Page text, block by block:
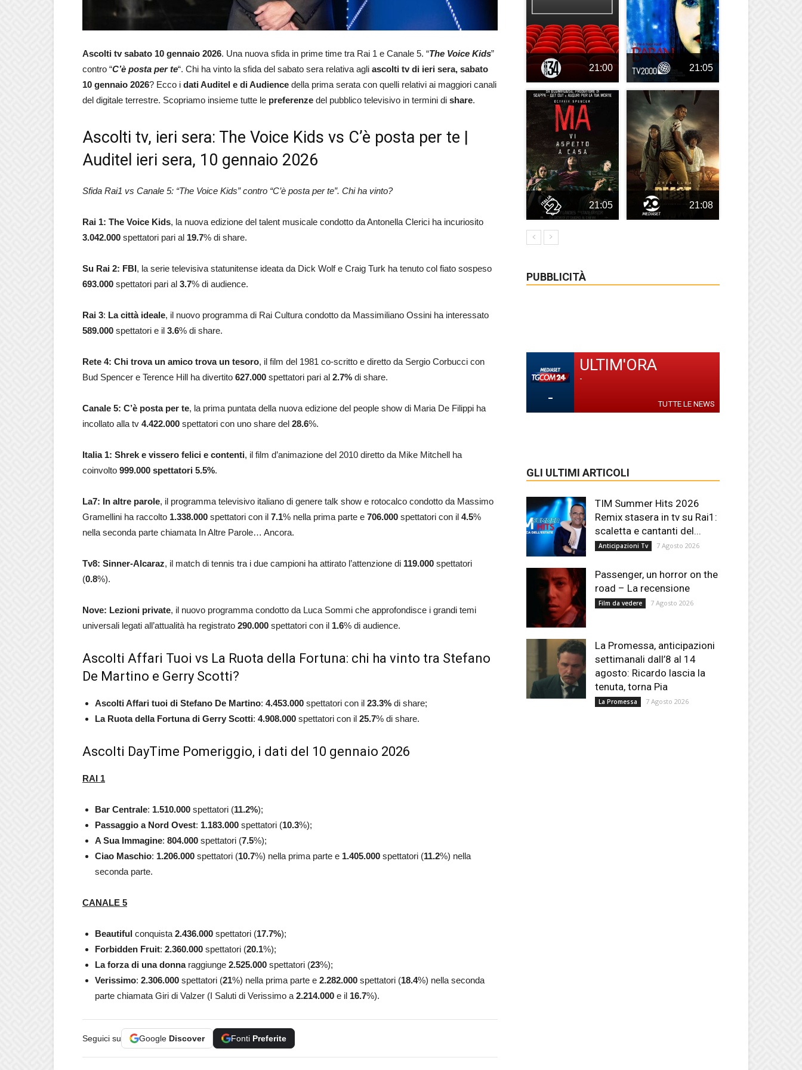
Ascolti tv sabato 10 gennaio 2026. Una nuova sfida in prime time tra Rai 1 e Canale 5. “The Voice Kids”
contro “C’è posta per te“. Chi ha vinto la sfida del sabato sera relativa agli ascolti tv di ieri sera, sabato
10 gennaio 2026? Ecco i dati Auditel e di Audience della prima serata con quelli relativi ai maggiori canali
del digitale terrestre. Scopriamo insieme tutte le preferenze del pubblico televisivo in termini di share.
Ascolti tv, ieri sera: The Voice Kids vs C’è posta per te |
Auditel ieri sera, 10 gennaio 2026
Sfida Rai1 vs Canale 5: “The Voice Kids” contro “C’è posta per te”. Chi ha vinto?
Rai 1: The Voice Kids, la nuova edizione del talent musicale condotto da Antonella Clerici ha incuriosito
3.042.000 spettatori pari al 19.7% di share.
Su Rai 2: FBI, la serie televisiva statunitense ideata da Dick Wolf e Craig Turk ha tenuto col fiato sospeso
693.000 spettatori pari al 3.7% di audience.
Rai 3: La città ideale, il nuovo programma di Rai Cultura condotto da Massimiliano Ossini ha interessato
589.000 spettatori e il 3.6% di share.
Rete 4: Chi trova un amico trova un tesoro, il film del 1981 co-scritto e diretto da Sergio Corbucci con
Bud Spencer e Terence Hill ha divertito 627.000 spettatori pari al 2.7% di share.
Canale 5: C’è posta per te, la prima puntata della nuova edizione del people show di Maria De Filippi ha
incollato alla tv 4.422.000 spettatori con uno share del 28.6%.
Italia 1: Shrek e vissero felici e contenti, il film d’animazione del 2010 diretto da Mike Mitchell ha
coinvolto 999.000 spettatori 5.5%.
La7: In altre parole, il programma televisivo italiano di genere talk show e rotocalco condotto da Massimo
Gramellini ha raccolto 1.338.000 spettatori con il 7.1% nella prima parte e 706.000 spettatori con il 4.5%
nella seconda parte chiamata In Altre Parole… Ancora.
Tv8: Sinner-Alcaraz, il match di tennis tra i due campioni ha attirato l’attenzione di 119.000 spettatori
(0.8%).
Nove: Lezioni private, il nuovo programma condotto da Luca Sommi che approfondisce i grandi temi
universali legati all’attualità ha registrato 290.000 spettatori con il 1.6% di audience.
Ascolti Affari Tuoi vs La Ruota della Fortuna: chi ha vinto tra Stefano
De Martino e Gerry Scotti?
Ascolti Affari tuoi di Stefano De Martino: 4.453.000 spettatori con il 23.3% di share;
La Ruota della Fortuna di Gerry Scotti: 4.908.000 spettatori con il 25.7% di share.
Ascolti DayTime Pomeriggio, i dati del 10 gennaio 2026
RAI 1
Bar Centrale: 1.510.000 spettatori (11.2%);
Passaggio a Nord Ovest: 1.183.000 spettatori (10.3%);
A Sua Immagine: 804.000 spettatori (7.5%);
Ciao Maschio: 1.206.000 spettatori (10.7%) nella prima parte e 1.405.000 spettatori (11.2%) nella
seconda parte.
CANALE 5
Beautiful conquista 2.436.000 spettatori (17.7%);
Forbidden Fruit: 2.360.000 spettatori (20.1%);
La forza di una donnaraggiunge 2.525.000 spettatori (23%);
Verissimo: 2.306.000 spettatori (21%) nella prima parte e 2.282.000 spettatori (18.4%) nella seconda
parte chiamata Giri di Valzer (I Saluti di Verissimo a 2.214.000 e il 16.7%).
Seguici su Google Discover Fonti Preferite
21:00 21:05
21:05 21:08
PUBBLICITÀ
-
ULTIM'ORA
-
TUTTE LE NEWS
GLI ULTIMI ARTICOLI
TIM Summer Hits 2026
Remix stasera in tv su Rai1:
scaletta e cantanti del...
Anticipazioni Tv 7 Agosto 2026
Passenger, un horror on the
road – La recensione
Film da vedere 7 Agosto 2026
La Promessa, anticipazioni
settimanali dall’8 al 14
agosto: Ricardo lascia la
tenuta, torna Pia
La Promessa 7 Agosto 2026